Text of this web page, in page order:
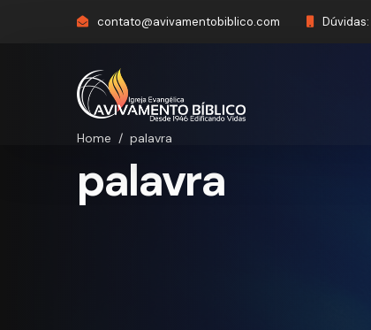
contato@avivamentobiblico.com Dúvidas:
Home / palavra
palavra